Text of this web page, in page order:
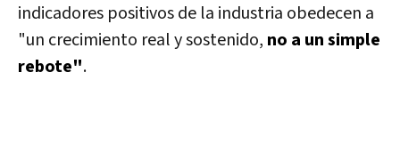
indicadores positivos de la industria obedecen a
"un crecimiento real y sostenido, no a un simple
rebote".